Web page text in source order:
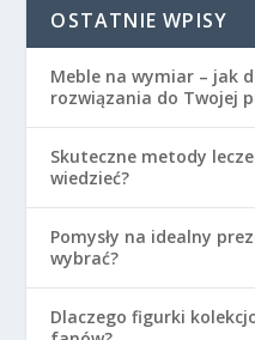
OSTATNIE WPISY
Meble na wymiar – jak
rozwiązania do Twojej
Skuteczne metody
wiedzieć?
Pomysły na idealny
wybrać?
Dlaczego figurki